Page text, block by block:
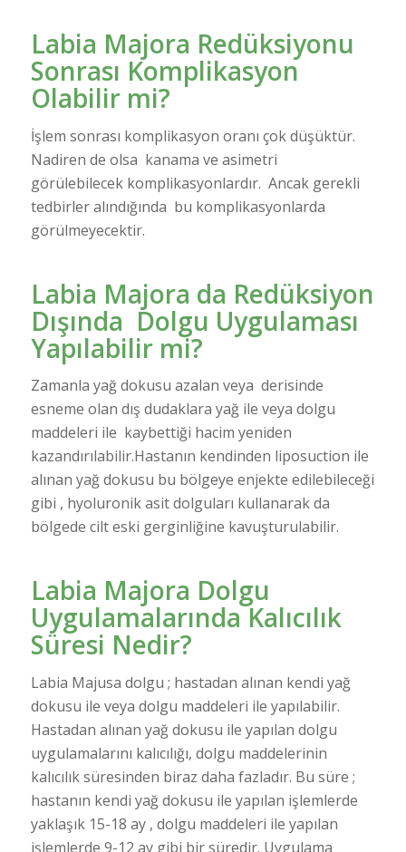
Labia Majora Redüksiyonu
Sonrası Komplikasyon
Olabilir mi?
İşlem sonrası komplikasyon oranı çok düşüktür.
Nadiren de olsa kanama ve asimetri
görülebilecek komplikasyonlardır. Ancak gerekli
tedbirler alındığında bu komplikasyonlarda
görülmeyecektir.
Labia Majora da Redüksiyon
Dışında Dolgu Uygulaması
Yapılabilir mi?
Zamanla yağ dokusu azalan veya derisinde
esneme olan dış dudaklara yağ ile veya dolgu
maddeleri ile kaybettiği hacim yeniden
kazandırılabilir.Hastanın kendinden liposuction ile
alınan yağ dokusu bu bölgeye enjekte edilebileceği
gibi , hyoluronik asit dolguları kullanarak da
bölgede cilt eski gerginliğine kavuşturulabilir.
Labia Majora Dolgu
Uygulamalarında Kalıcılık
Süresi Nedir?
Labia Majusa dolgu ; hastadan alınan kendi yağ
dokusu ile veya dolgu maddeleri ile yapılabilir.
Hastadan alınan yağ dokusu ile yapılan dolgu
uygulamalarını kalıcılığı, dolgu maddelerinin
kalıcılık süresinden biraz daha fazladır. Bu süre ;
hastanın kendi yağ dokusu ile yapılan işlemlerde
yaklaşık 15-18 ay , dolgu maddeleri ile yapılan
işlemlerde 9-12 ay gibi bir süredir. Uygulama